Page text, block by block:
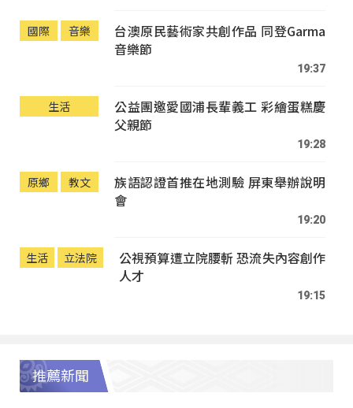
國際 音樂
台澳原民藝術家共創作品 同登Garma
音樂節
19:37
生活
公益團邀愛國浦長輩義工 彩繪蛋糕慶
父親節
19:28
原鄉 教文
族語認證首推在地測驗 屏東舉辦說明
會
19:20
生活 立法院
公視預算遭立院腰斬 恐流失內容創作
人才
19:15
推薦新聞